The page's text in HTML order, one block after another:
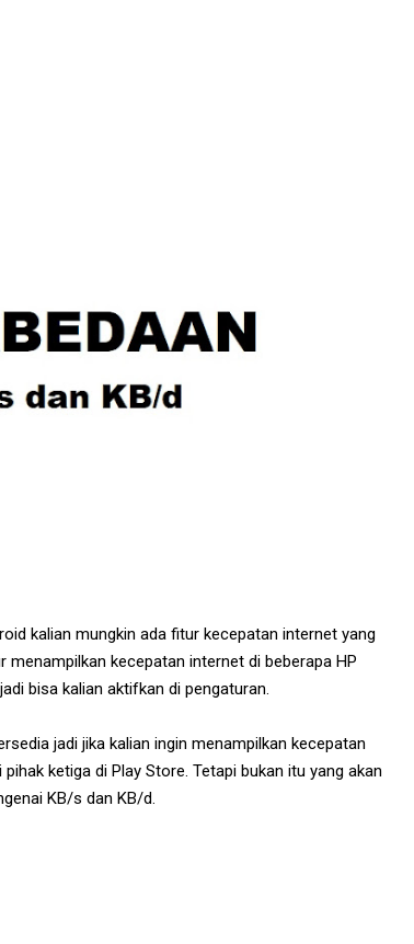
kalian mungkin ada fitur kecepatan internet yang
menampilkan kecepatan internet di beberapa HP
bisa kalian aktifkan di pengaturan.
jadi jika kalian ingin menampilkan kecepatan
pihak ketiga di Play Store. Tetapi bukan itu yang akan
KB/s dan KB/d.